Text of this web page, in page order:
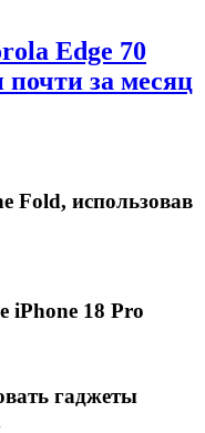
Edge 70
почти за месяц
Fold, использовав
iPhone 18 Pro
гаджеты